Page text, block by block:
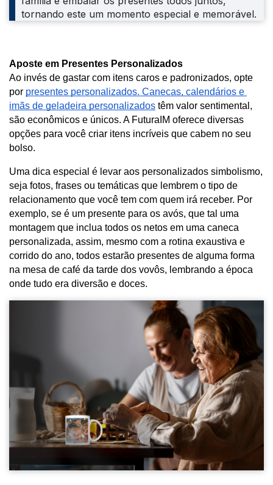
tornando este um momento especial e memorável.
Aposte em Presentes Personalizados
Ao invés de gastar com itens caros e padronizados, opte
por presentes personalizados. Canecas, calendários e
imãs de geladeira personalizados têm valor sentimental,
são econômicos e únicos. A FuturaIM oferece diversas
opções para você criar itens incríveis que cabem no seu
bolso.
Uma dica especial é levar aos personalizados simbolismo,
seja fotos, frases ou temáticas que lembrem o tipo de
relacionamento que você tem com quem irá receber. Por
exemplo, se é um presente para os avós, que tal uma
montagem que inclua todos os netos em uma caneca
personalizada, assim, mesmo com a rotina exaustiva e
corrido do ano, todos estarão presentes de alguma forma
na mesa de café da tarde dos vovôs, lembrando a época
onde tudo era diversão e doces.